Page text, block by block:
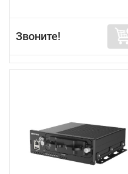
Звоните!